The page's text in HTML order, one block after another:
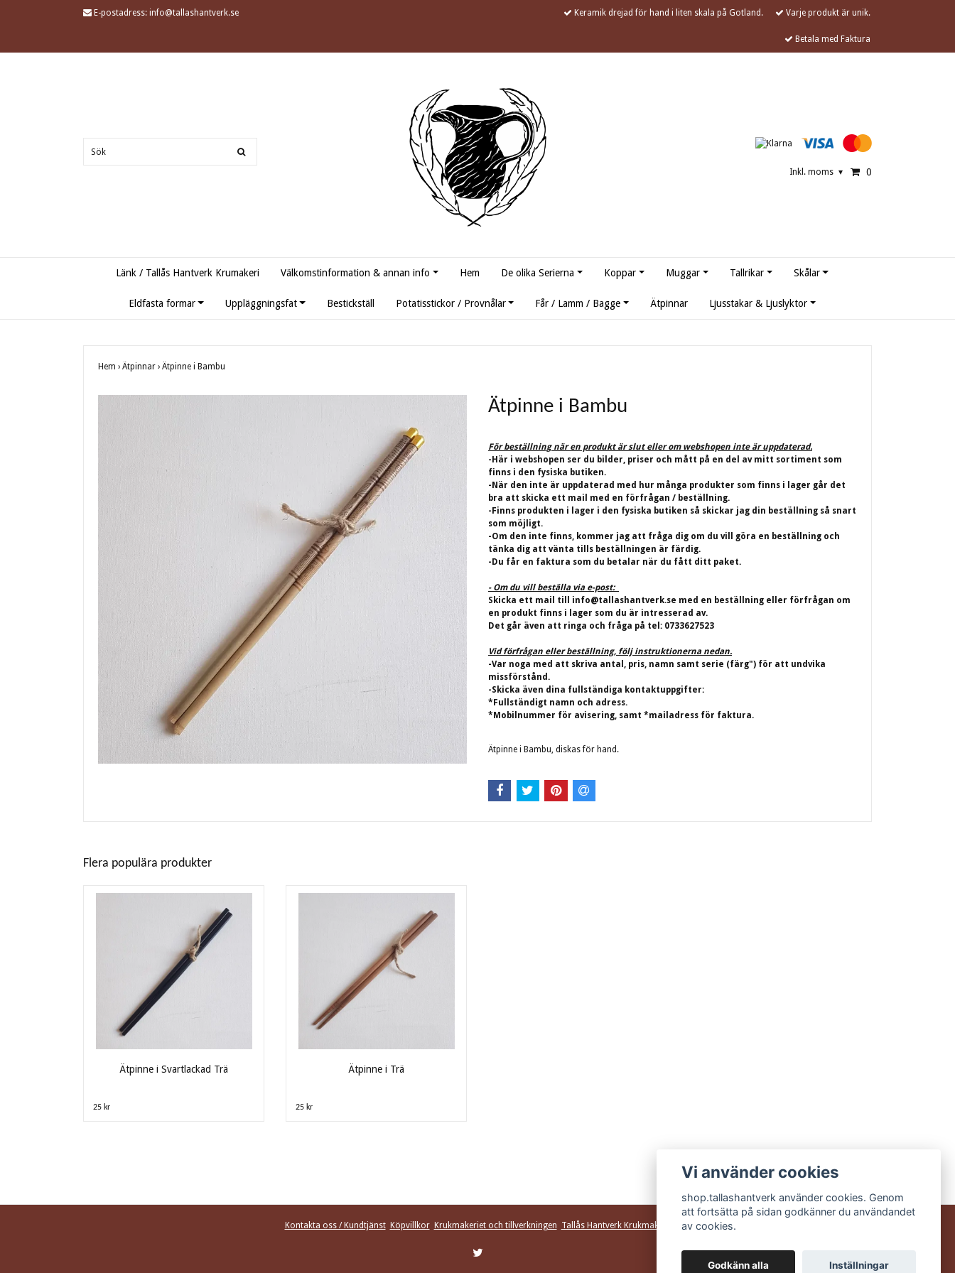
E-postadress: info@tallashantverk.se Keramik drejad för hand i liten skala på Gotland. Varje produkt är unik.
Betala med Faktura
Inkl. moms ▾ 0
Länk / Tallås Hantverk Krumakeri Välkomstinformation & annan info Hem De olika Serierna Koppar Muggar Tallrikar Skålar
Eldfasta formar Uppläggningsfat Bestickställ Potatisstickor / Provnålar Får / Lamm / Bagge Ätpinnar Ljusstakar & Ljuslyktor
Hem › Ätpinnar › Ätpinne i Bambu
Ätpinne i Bambu
För beställning när en produkt är slut eller om webshopen inte är uppdaterad.
-Här i webshopen ser du bilder, priser och mått på en del av mitt sortiment som
finns i den fysiska butiken.
-När den inte är uppdaterad med hur många produkter som finns i lager går det
bra att skicka ett mail med en förfrågan / beställning.
-Finns produkten i lager i den fysiska butiken så skickar jag din beställning så snart
som möjligt.
-Om den inte finns, kommer jag att fråga dig om du vill göra en beställning och
tänka dig att vänta tills beställningen är färdig.
-Du får en faktura som du betalar när du fått ditt paket.
- Om du vill beställa via e-post:
Skicka ett mail till info@tallashantverk.se med en beställning eller förfrågan om
en produkt finns i lager som du är intresserad av.
Det går även att ringa och fråga på tel: 0733627523
Vid förfrågan eller beställning, följ instruktionerna nedan.
-Var noga med att skriva antal, pris, namn samt serie (färg") för att undvika
missförstånd.
-Skicka även dina fullständiga kontaktuppgifter:
*Fullständigt namn och adress.
*Mobilnummer för avisering, samt *mailadress för faktura.
Ätpinne i Bambu, diskas för hand.
Flera populära produkter
Ätpinne i Svartlackad Trä
25 kr
Ätpinne i Trä
25 kr
Kontakta oss / Kundtjänst Köpvillkor Krukmakeriet och tillverkningen Tallås Hantverk Krukmakeri
Vi använder cookies
shop.tallashantverk använder cookies. Genom
att fortsätta på sidan godkänner du användandet
av cookies.
Godkänn alla Inställningar